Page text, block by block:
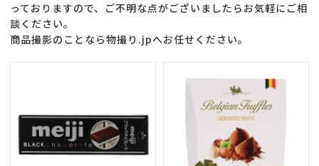
っておりますので、ご不明な点がございましたらお気軽にご相
談ください。
商品撮影のことなら物撮り.jpへお任せください。